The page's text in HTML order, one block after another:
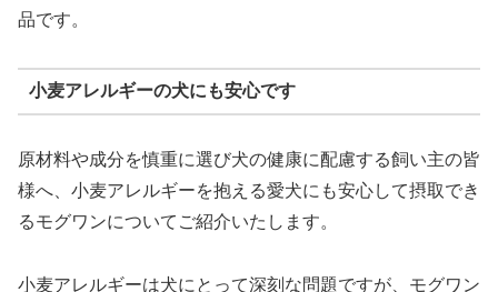
品です。
小麦アレルギーの犬にも安心です
原材料や成分を慎重に選び犬の健康に配慮する飼い主の皆
様へ、小麦アレルギーを抱える愛犬にも安心して摂取でき
るモグワンについてご紹介いたします。
小麦アレルギーは犬にとって深刻な問題ですが、モグワン